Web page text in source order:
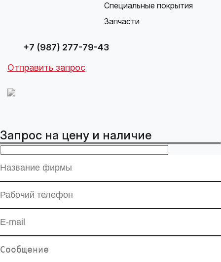
Специальные покрытия
Запчасти
+7 (987) 277-79-43
Отправить запрос
Запрос на цену и наличие